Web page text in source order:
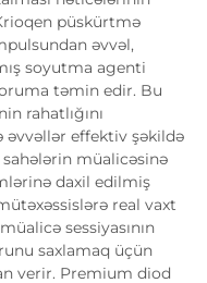
püskürtmə
əvvəl,
soyutma agenti
təmin edir. Bu
rahatlığını
effektiv şəkildə
müalicəsinə
daxil edilmiş
real vaxt
sessiyasının
saxlamaq üçün
verir. Premium diod